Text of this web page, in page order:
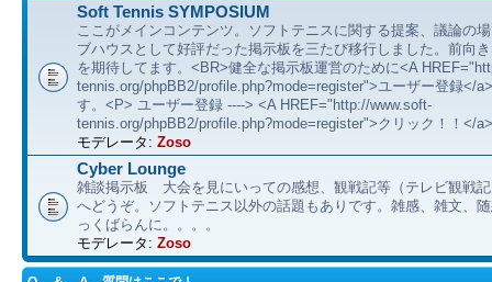
Soft Tennis SYMPOSIUM
ここがメインコンテンツ。ソフトテニスに関する提案、議論の
ブハウスとして好評だった掲示板を三たび移行しました。前向
を期待してます。<BR>健全な掲示板運営のために<A
tennis.org/phpBB2/profile.php?mode=register">ユーザー登録</
す。<P> ユーザー登録 ----> <A HREF="http://www.soft-
tennis.org/phpBB2/profile.php?mode=register">クリック！！</a>
モデレータ: Zoso
Cyber Lounge
雑談掲示板 大会を見にいっての感想、観戦記等（テレビ観戦
へどうぞ。ソフトテニス以外の話題もありです。雑感、雑文、
っくばらんに。。。。
モデレータ: Zoso